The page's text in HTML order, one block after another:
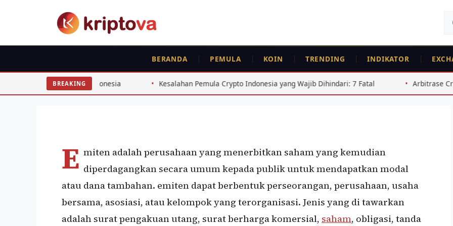
BERANDA PEMULA KOIN TRENDING INDIKATOR
BREAKING Kesalahan Pemula Crypto Indonesia yang Wajib Dihindari: 7 Fatal Arbitrase Crypto Indonesia:
PASAR MODAL
Apa Itu Emiten?
E miten adalah perusahaan yang menerbitkan saham yang kemudian
diperdagangkan secara umum kepada publik untuk mendapatkan modal
atau dana tambahan. emiten dapat berbentuk perseorangan, perusahaan, usaha
bersama, asosiasi, atau kelompok yang terorganisasi. Jenis yang di tawarkan
adalah surat pengakuan utang, surat berharga komersial, saham, obligasi, tanda